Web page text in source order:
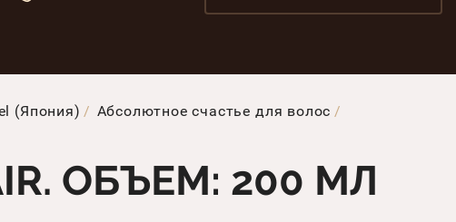
(Япония)
Абсолютное счастье для волос
ОБЪЕМ: 200 МЛ